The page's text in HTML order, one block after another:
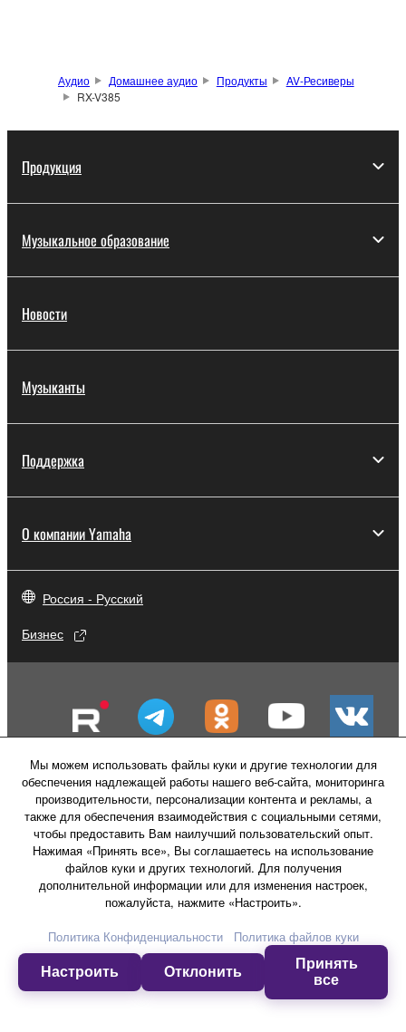
Аудио Домашнее аудио Продукты
AV-Ресиверы
RX-V385
Продукция
Музыкальное образование
Новости
Музыканты
Поддержка
О компании Yamaha
Россия - Русский
Бизнес
Мы можем использовать файлы куки и другие технологии для
обеспечения надлежащей работы нашего веб-сайта, мониторинга
производительности, персонализации контента и рекламы, а
также для обеспечения взаимодействия с социальными сетями,
чтобы предоставить Вам наилучший пользовательский опыт.
Нажимая «Принять все», Вы соглашаетесь на использование
файлов куки и других технологий. Для получения
дополнительной информации или для изменения настроек,
пожалуйста, нажмите «Настроить».
Политика Конфиденциальности
Политика файлов куки
Настроить Отклонить
Принять
все
Свяжитесь с намиУсловия использования
Политика конфиденциальности
Политика в отношении файлов куки
© Yamaha Corporation.